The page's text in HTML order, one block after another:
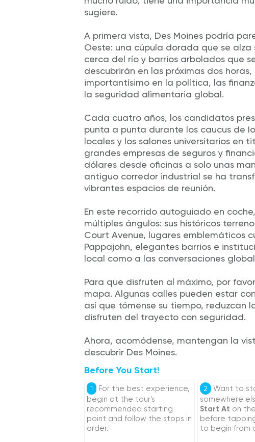
sugiere.
A primera vista, Des Moines podría
Oeste: una cúpula dorada que se
cerca del río y barrios arbolados que
descubrirán en las próximas dos
importantísimo en la política, las
la seguridad alimentaria global.
Cada cuatro años, los candidatos
punta a punta durante los caucus de
locales y los salones universitarios en
grandes empresas de seguros y
dólares desde oficinas a solo unas
antiguo corredor industrial se ha
vibrantes espacios de reunión.
En este recorrido autoguiado en
múltiples ángulos: sus históricos
Court Avenue, lugares emblemáticos
Pappajohn, elegantes barrios e
local como a las conversaciones
Para que disfruten al máximo, por
mapa. Algunas calles pueden estar
así que tómense su tiempo, reduzcan
disfruten del trayecto con seguridad.
Ahora, acomódense, mantengan la
descubrir Des Moines.
Before You Start!
1
For the best experience,
begin at the tour's
recommended starting
point and follow the stops in
order.
2
Want to
somewhere
Start At on
before
to begin from